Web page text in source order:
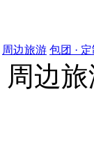
周边旅游 包团 ·
周边